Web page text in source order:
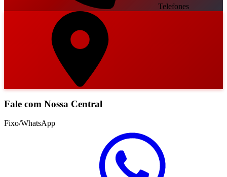
Telefones
Fale com Nossa Central
Fixo/WhatsApp